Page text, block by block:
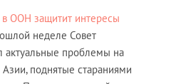
в ООН защитит интересы
неделе Совет
актуальные проблемы на
поднятые стараниями